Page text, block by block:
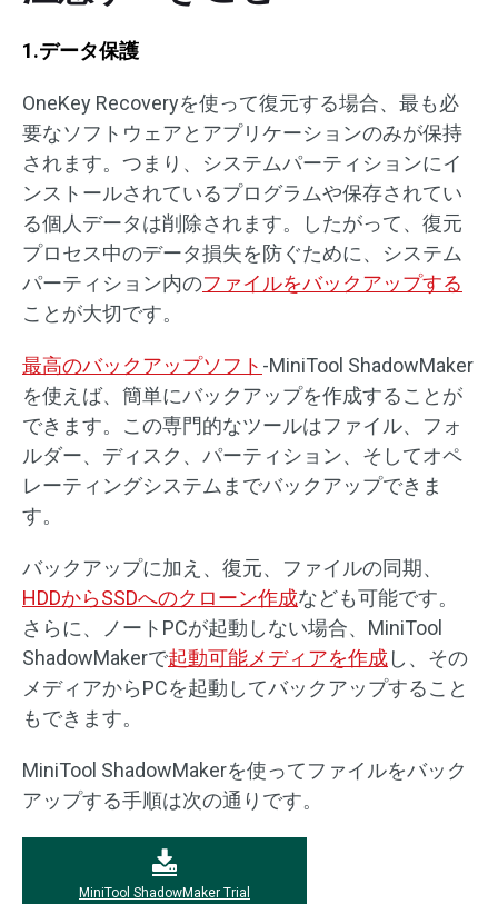
1.データ保護
OneKey Recoveryを使って復元する場合、最も必
要なソフトウェアとアプリケーションのみが保持
されます。つまり、システムパーティションにイ
ンストールされているプログラムや保存されてい
る個人データは削除されます。したがって、復元
プロセス中のデータ損失を防ぐために、システム
パーティション内のファイルをバックアップする
ことが大切です。
最高のバックアップソフト -MiniTool ShadowMaker
を使えば、簡単にバックアップを作成することが
できます。この専門的なツールはファイル、フォ
ルダー、ディスク、パーティション、そしてオペ
レーティングシステムまでバックアップできま
す。
バックアップに加え、復元、ファイルの同期、
HDDからSSDへのクローン作成なども可能です。
さらに、ノートPCが起動しない場合、MiniTool
ShadowMakerで起動可能メディアを作成し、その
メディアからPCを起動してバックアップすること
もできます。
MiniTool ShadowMakerを使ってファイルをバック
アップする手順は次の通りです。
MiniTool ShadowMaker Trial